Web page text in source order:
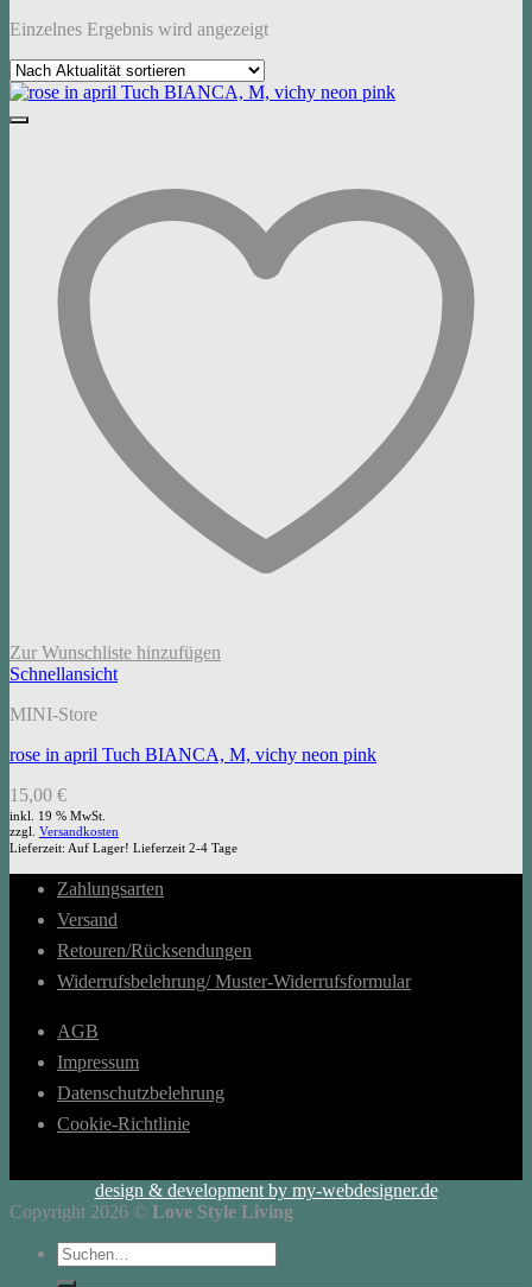
Einzelnes Ergebnis wird angezeigt
Zur Wunschliste hinzufügen
Schnellansicht
MINI-Store
rose in april Tuch BIANCA, M, vichy neon pink
15,00 €
inkl. 19 % MwSt.
zzgl. Versandkosten
Lieferzeit: Auf Lager! Lieferzeit 2-4 Tage
Zahlungsarten
Versand
Retouren/Rücksendungen
Widerrufsbelehrung/ Muster-Widerrufsformular
AGB
Impressum
Datenschutzbelehrung
Cookie-Richtlinie
design & development by my-webdesigner.de
Copyright 2026 © Love Style Living
Suchen
nach: